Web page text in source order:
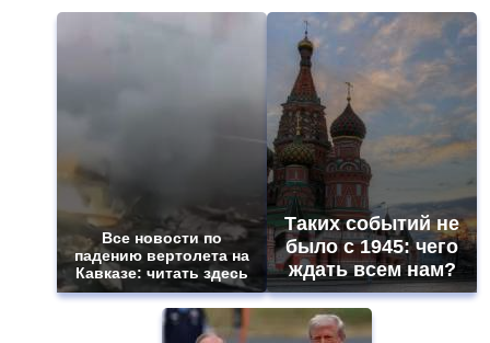
Все новости по
падению вертолета на
Кавказе: читать здесь
Таких событий не
было с 1945: чего
ждать всем нам?